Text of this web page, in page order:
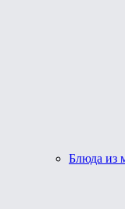
Блюда из